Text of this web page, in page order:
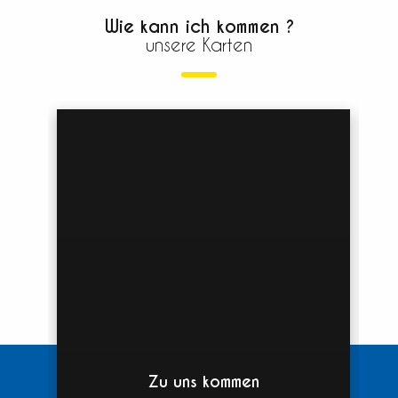
Wie kann ich kommen ?
unsere Karten
Zu uns kommen